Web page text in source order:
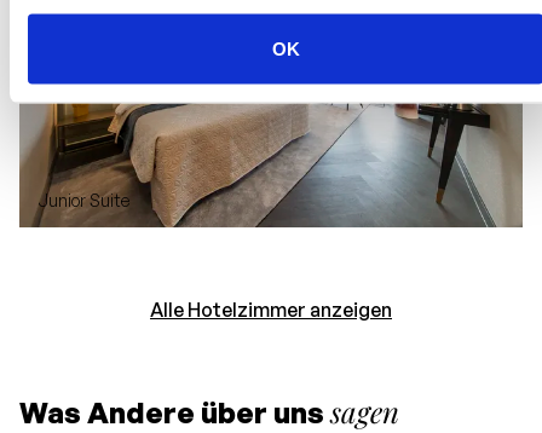
OK
Junior Suite
Alle Hotelzimmer anzeigen
Was Andere über unssagen